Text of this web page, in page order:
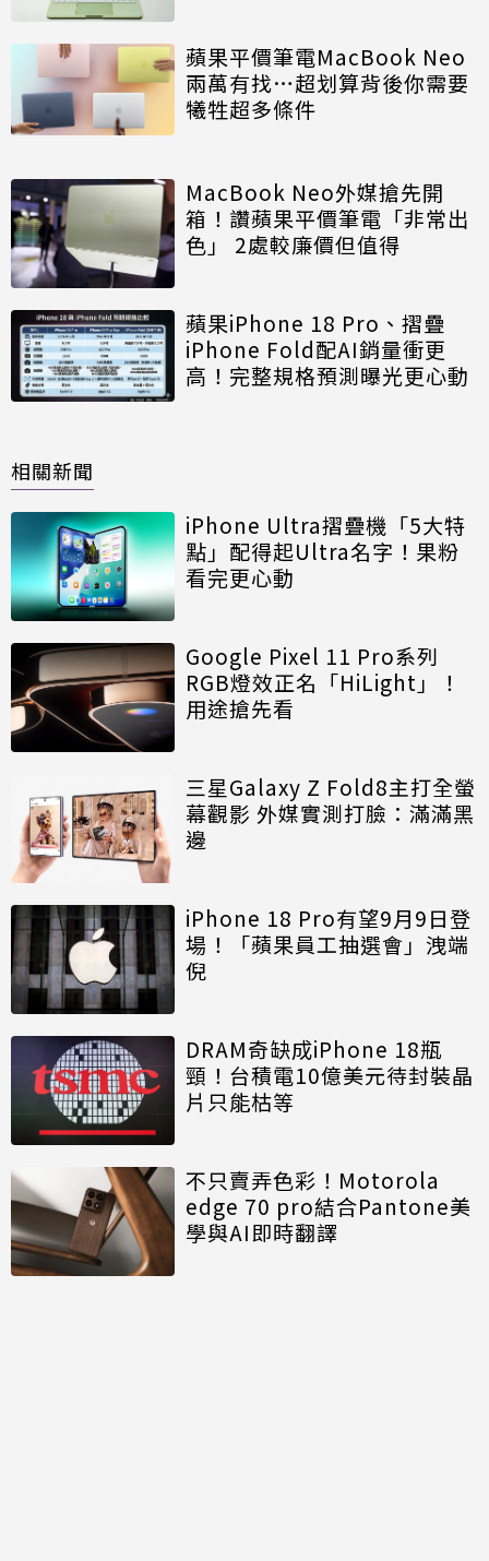
蘋果平價筆電MacBook Neo
兩萬有找…超划算背後你需要
犧牲超多條件
MacBook Neo外媒搶先開
箱！讚蘋果平價筆電「非常出
色」 2處較廉價但值得
蘋果iPhone 18 Pro、摺疊
iPhone Fold配AI銷量衝更
高！完整規格預測曝光更心動
相關新聞
iPhone Ultra摺疊機「5大特
點」配得起Ultra名字！果粉
看完更心動
Google Pixel 11 Pro系列
RGB燈效正名「HiLight」！
用途搶先看
三星Galaxy Z Fold8主打全螢
幕觀影 外媒實測打臉：滿滿黑
邊
iPhone 18 Pro有望9月9日登
場！「蘋果員工抽選會」洩端
倪
DRAM奇缺成iPhone 18瓶
頸！台積電10億美元待封裝晶
片只能枯等
不只賣弄色彩！Motorola
edge 70 pro結合Pantone美
學與AI即時翻譯